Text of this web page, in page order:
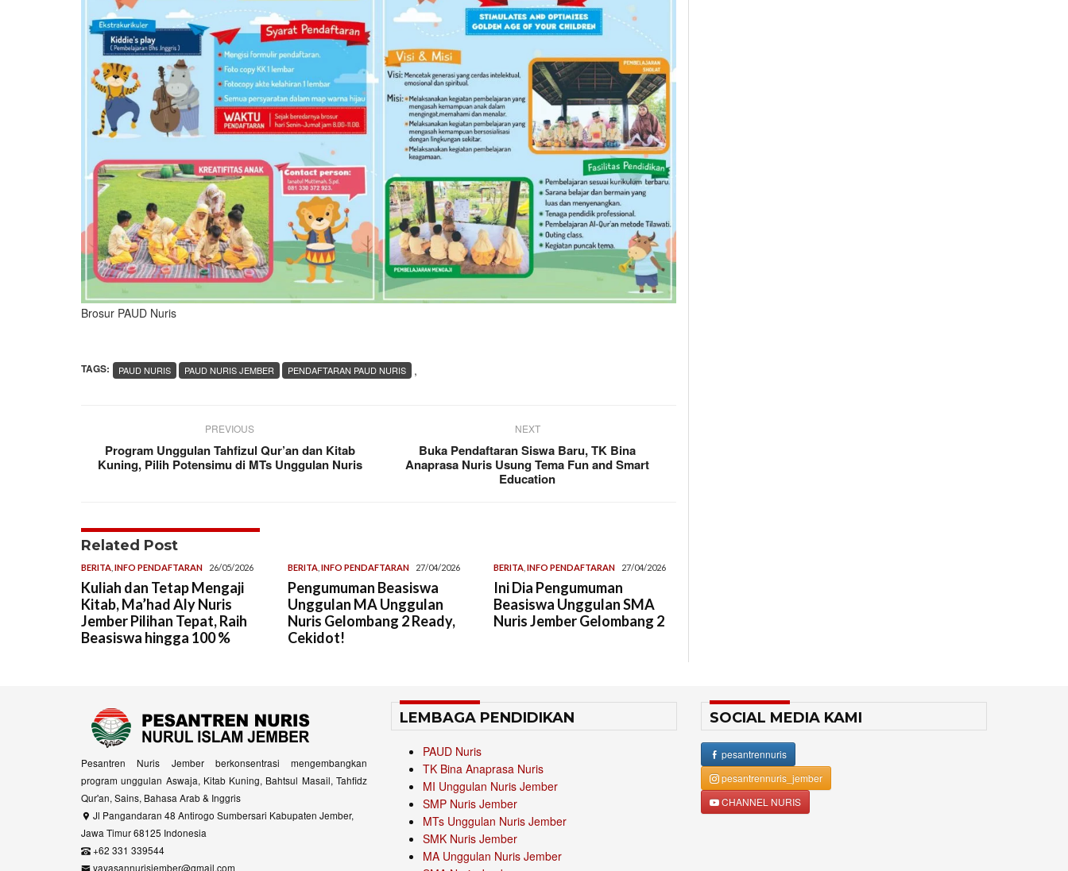
Brosur PAUD Nuris
TAGS: ,
PAUD NURIS PAUD NURIS JEMBER PENDAFTARAN PAUD NURIS
PREVIOUS
Program Unggulan Tahfizul Qur’an dan Kitab
Kuning, Pilih Potensimu di MTs Unggulan Nuris
NEXT
Buka Pendaftaran Siswa Baru, TK Bina
Anaprasa Nuris Usung Tema Fun and Smart
Education
Related Post
BERITA INFO PENDAFTARAN 26/05/2026
Kuliah dan Tetap Mengaji
Kitab, Ma’had Aly Nuris
Jember Pilihan Tepat, Raih
Beasiswa hingga 100 %
BERITA, INFO PENDAFTARAN 27/04/2026
Pengumuman Beasiswa
Unggulan MA Unggulan
Nuris Gelombang 2 Ready,
Cekidot!
BERITA ,INFO PENDAFTARAN 27/04/2026
Ini Dia Pengumuman
Beasiswa Unggulan SMA
Nuris Jember Gelombang 2
Pesantren Nuris Jember berkonsentrasi mengembangkan
program unggulan Aswaja, Kitab Kuning, Bahtsul Masail, Tahfidz
Qur'an, Sains, Bahasa Arab & Inggris
Jl Pangandaran 48 Antirogo Sumbersari Kabupaten Jember,
Jawa Timur 68125 Indonesia
+62 331 339544
yayasannurisjember@gmail.com
LEMBAGA PENDIDIKAN
PAUD Nuris
TK Bina Anaprasa Nuris
MI Unggulan Nuris Jember
SMP Nuris Jember
MTs Unggulan Nuris Jember
SMK Nuris Jember
MA Unggulan Nuris Jember
SOCIAL MEDIA KAMI
pesantrennuris
pesantrennuris_jember
CHANNEL NURIS